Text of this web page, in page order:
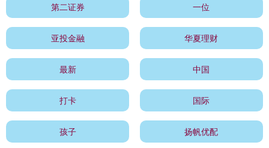
第二证券 一位
亚投金融 华夏理财
最新 中国
打卡 国际
孩子 扬帆优配